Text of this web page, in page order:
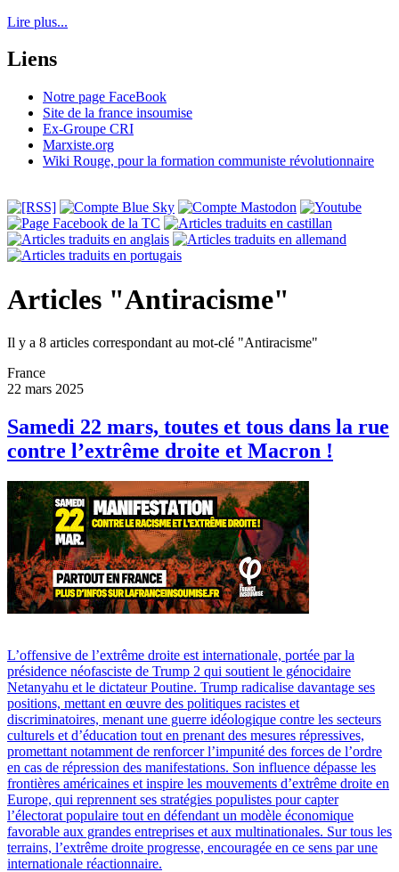
Lire plus...
Liens
Notre page FaceBook
Site de la france insoumise
Ex-Groupe CRI
Marxiste.org
Wiki Rouge, pour la formation communiste révolutionnaire
Articles "Antiracisme"
Il y a 8 articles correspondant au mot-clé "Antiracisme"
France
22 mars 2025
Samedi 22 mars, toutes et tous dans la rue
contre l’extrême droite et Macron !
L’offensive de l’extrême droite est internationale, portée par la
présidence néofasciste de Trump 2 qui soutient le génocidaire
Netanyahu et le dictateur Poutine. Trump radicalise davantage ses
positions, mettant en œuvre des politiques racistes et
discriminatoires, menant une guerre idéologique contre les secteurs
culturels et d’éducation tout en prenant des mesures répressives,
promettant notamment de renforcer l’impunité des forces de l’ordre
en cas de répression des manifestations. Son influence dépasse les
frontières américaines et inspire les mouvements d’extrême droite en
Europe, qui reprennent ses stratégies populistes pour capter
l’électorat populaire tout en défendant un modèle économique
favorable aux grandes entreprises et aux multinationales. Sur tous les
terrains, l’extrême droite progresse, encouragée en ce sens par une
internationale réactionnaire.